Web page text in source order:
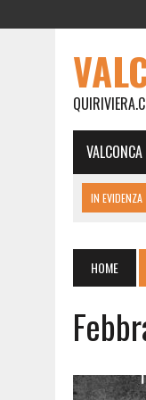
VALCONCA
IN EVIDENZA
19
28 GENNAIO
18
18
HOME